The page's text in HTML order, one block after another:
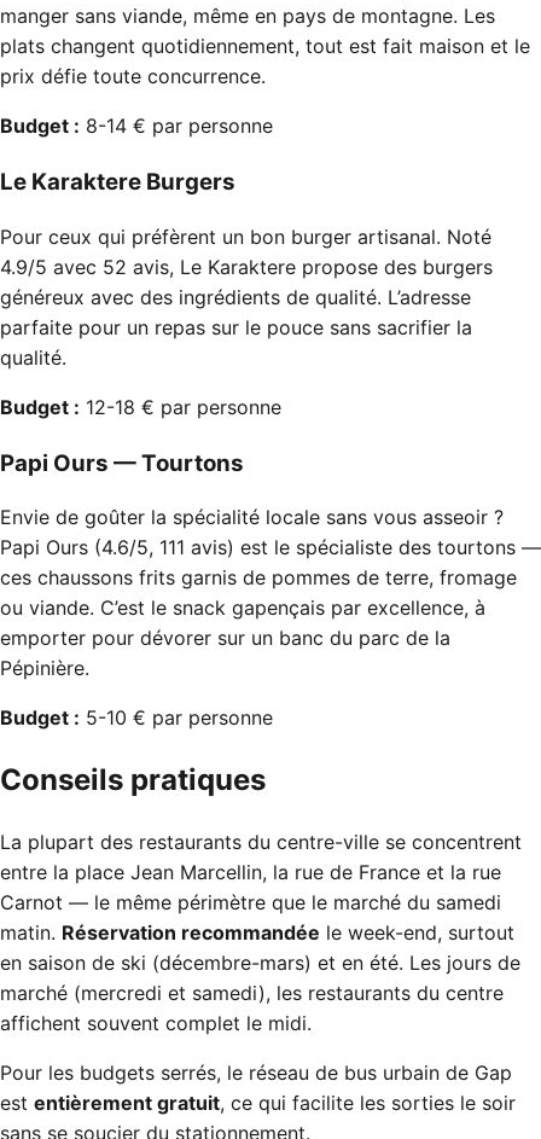
manger sans viande, même en pays de montagne. Les
plats changent quotidiennement, tout est fait maison et le
prix défie toute concurrence.
Budget : 8-14 € par personne
Le Karaktere Burgers
Pour ceux qui préfèrent un bon burger artisanal. Noté
4.9/5 avec 52 avis, Le Karaktere propose des burgers
généreux avec des ingrédients de qualité. L’adresse
parfaite pour un repas sur le pouce sans sacrifier la
qualité.
Budget : 12-18 € par personne
Papi Ours — Tourtons
Envie de goûter la spécialité locale sans vous asseoir ?
Papi Ours (4.6/5, 111 avis) est le spécialiste des tourtons —
ces chaussons frits garnis de pommes de terre, fromage
ou viande. C’est le snack gapençais par excellence, à
emporter pour dévorer sur un banc du parc de la
Pépinière.
Budget : 5-10 € par personne
Conseils pratiques
La plupart des restaurants du centre-ville se concentrent
entre la place Jean Marcellin, la rue de France et la rue
Carnot — le même périmètre que le marché du samedi
matin. Réservation recommandée le week-end, surtout
en saison de ski (décembre-mars) et en été. Les jours de
marché (mercredi et samedi), les restaurants du centre
affichent souvent complet le midi.
Pour les budgets serrés, le réseau de bus urbain de Gap
est entièrement gratuit, ce qui facilite les sorties le soir
sans se soucier du stationnement.